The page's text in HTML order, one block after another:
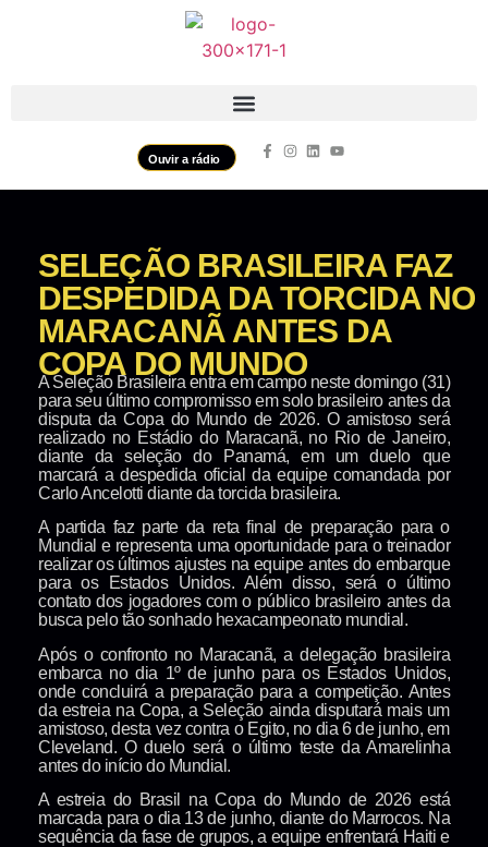
Ouvir a rádio
SELEÇÃO BRASILEIRA FAZ
DESPEDIDA DA TORCIDA NO
MARACANÃ ANTES DA
COPA DO MUNDO
A Seleção Brasileira entra em campo neste domingo (31)
para seu último compromisso em solo brasileiro antes da
disputa da Copa do Mundo de 2026. O amistoso será
realizado no Estádio do Maracanã, no Rio de Janeiro,
diante da seleção do Panamá, em um duelo que
marcará a despedida oficial da equipe comandada por
Carlo Ancelotti diante da torcida brasileira.
A partida faz parte da reta final de preparação para o
Mundial e representa uma oportunidade para o treinador
realizar os últimos ajustes na equipe antes do embarque
para os Estados Unidos. Além disso, será o último
contato dos jogadores com o público brasileiro antes da
busca pelo tão sonhado hexacampeonato mundial.
Após o confronto no Maracanã, a delegação brasileira
embarca no dia 1º de junho para os Estados Unidos,
onde concluirá a preparação para a competição. Antes
da estreia na Copa, a Seleção ainda disputará mais um
amistoso, desta vez contra o Egito, no dia 6 de junho, em
Cleveland. O duelo será o último teste da Amarelinha
antes do início do Mundial.
A estreia do Brasil na Copa do Mundo de 2026 está
marcada para o dia 13 de junho, diante do Marrocos. Na
sequência da fase de grupos, a equipe enfrentará Haiti e